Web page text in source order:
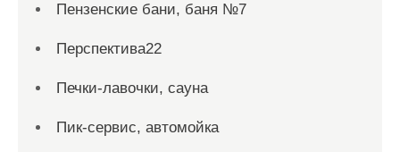
Пензенские бани, баня №7
Перспектива22
Печки-лавочки, сауна
Пик-сервис, автомойка